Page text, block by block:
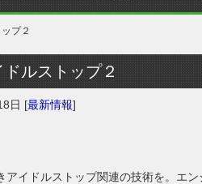
プ２
ドルストップ２
日 [最新情報]
アイドルストップ関連の技術を。エ